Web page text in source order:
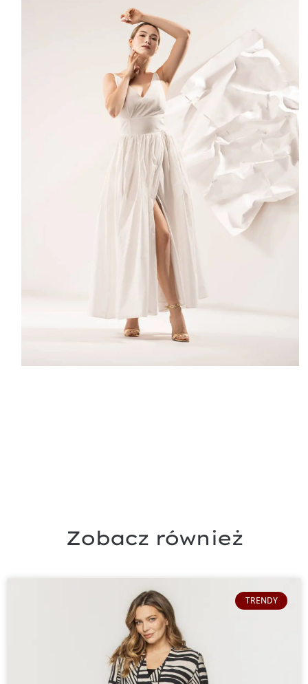
Zobacz również
TRENDY